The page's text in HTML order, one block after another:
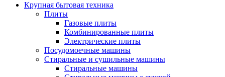
Крупная бытовая техника
Плиты
Газовые плиты
Комбинированные плиты
Электрические плиты
Посудомоечные машины
Стиральные и сушильные машины
Стиральные машины